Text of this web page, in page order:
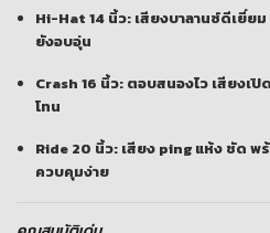
Hi-Hat 14 นิ้ว: เสียงบาลานซ์ดีเยี่ยม
ยังอบอุ่น
Crash 16 นิ้ว: ตอบสนองไว เสียงเ
โทน
Ride 20 นิ้ว: เสียง ping แห้ง ชัด พ
ควบคุมง่าย